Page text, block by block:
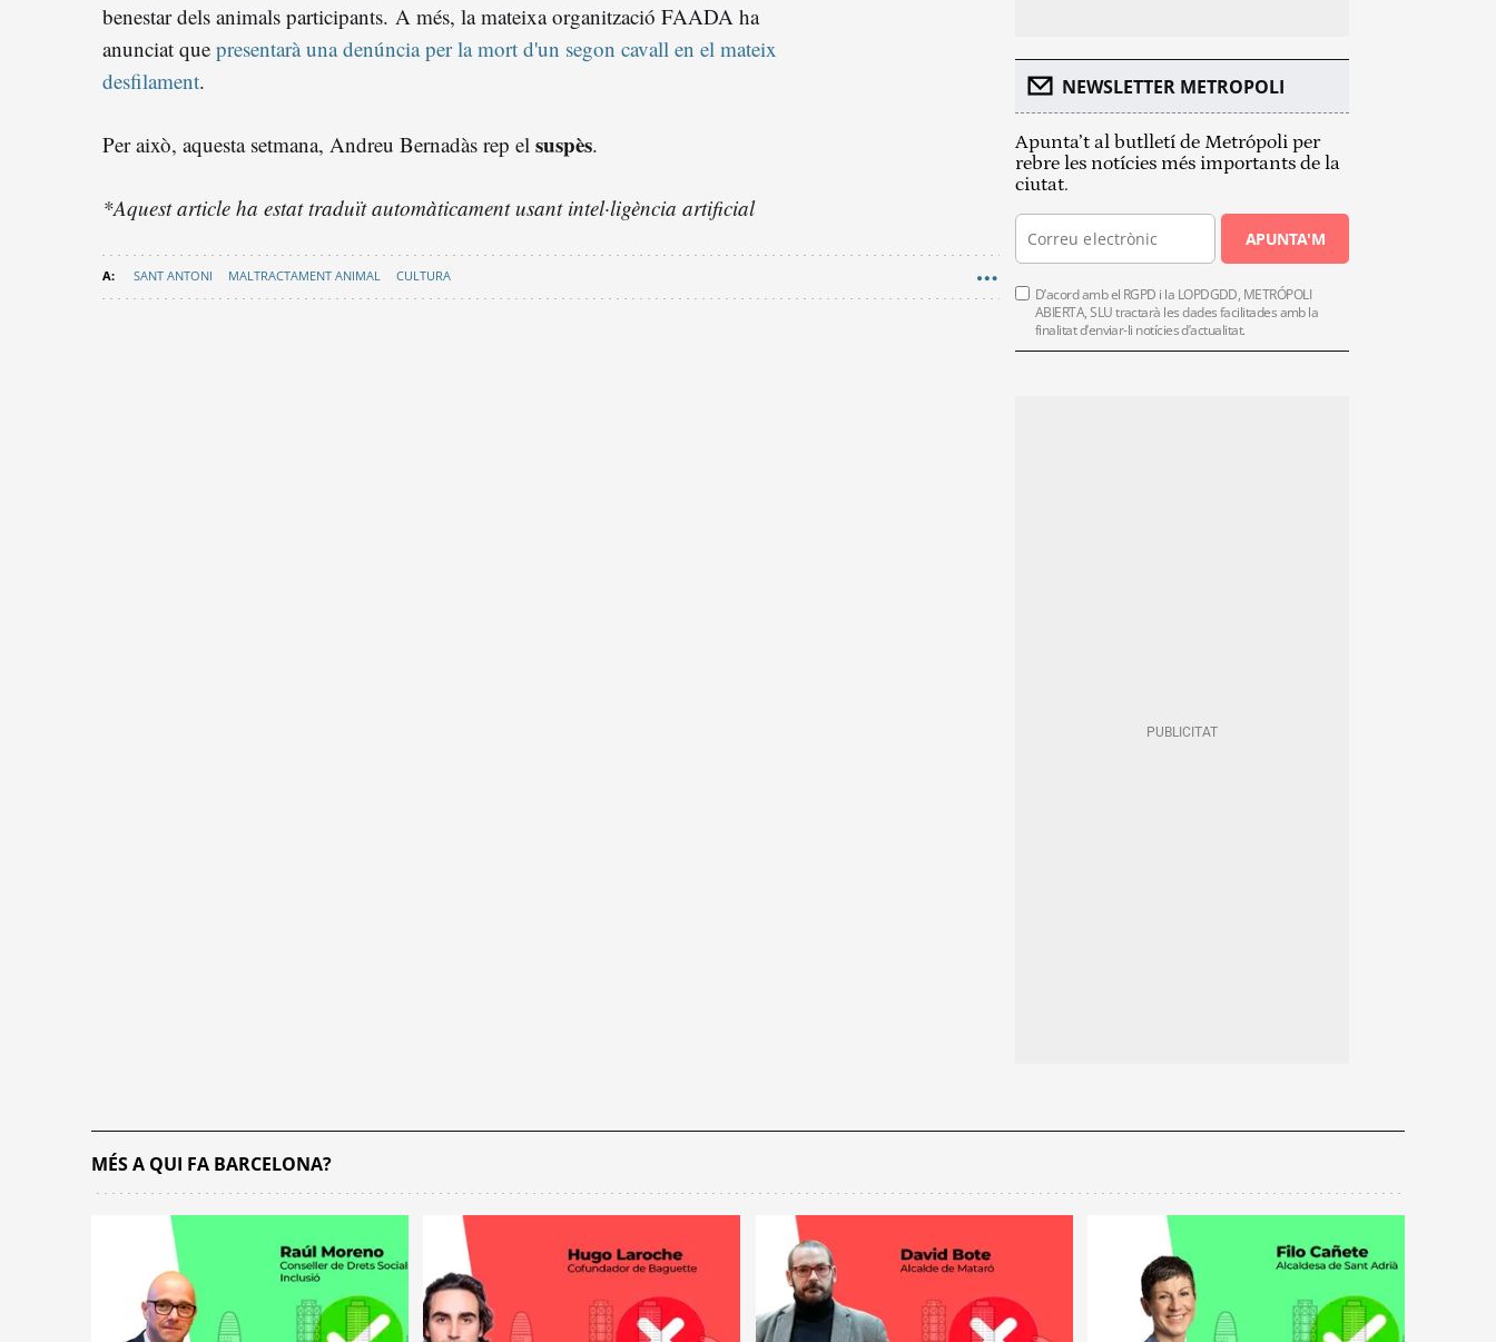
benestar dels animals participants. A més, la mateixa organització FAADA ha
anunciat que presentarà una denúncia per la mort d'un segon cavall en el mateix
desfilament.
Per això, aquesta setmana, Andreu Bernadàs rep el suspès.
*Aquest article ha estat traduït automàticament usant intel·ligència artificial
SANT ANTONI MALTRACTAMENT ANIMAL CULTURA
NEWSLETTER METROPOLI
Apunta’t al butlletí de Metrópoli per
rebre les notícies més importants de la
ciutat.
APUNTA'M
D’acord amb el RGPD i la LOPDGDD, METRÓPOLI
ABIERTA, SLU tractarà les dades facilitades amb la
finalitat d’enviar-li notícies d’actualitat.
MÉS A QUI FA BARCELONA?